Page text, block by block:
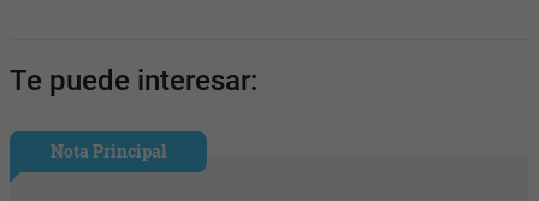
Te puede interesar:
Nota Principal